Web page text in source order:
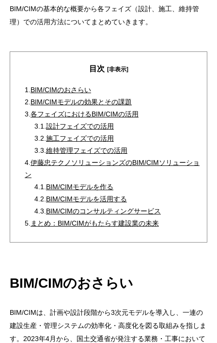
BIM/CIMの基本的な概要から各フェイズ（設計、施工、維持管
理）での活用方法についてまとめていきます。
目次 [非表示]
1. BIM/CIMのおさらい
2. BIM/CIMモデルの効果とその課題
3. 各フェイズにおけるBIM/CIMの活用
3.1. 設計フェイズでの活用
3.2. 施工フェイズでの活用
3.3. 維持管理フェイズでの活用
4. 伊藤忠テクノソリューションズのBIM/CIMソリューショ
ン
4.1. BIM/CIMモデルを作る
4.2. BIM/CIMモデルを活用する
4.3. BIM/CIMのコンサルティングサービス
5. まとめ：BIM/CIMがもたらす建設業の未来
BIM/CIMのおさらい
BIM/CIMは、計画や設計段階から3次元モデルを導入し、一連の
建設生産・管理システムの効率化・高度化を図る取組みを指しま
す。2023年4月から、国土交通省が発注する業務・工事において